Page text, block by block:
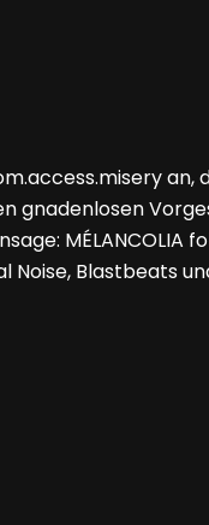
an,
gnadenlosen
Blastbeats